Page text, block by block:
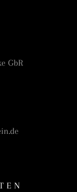
GbR